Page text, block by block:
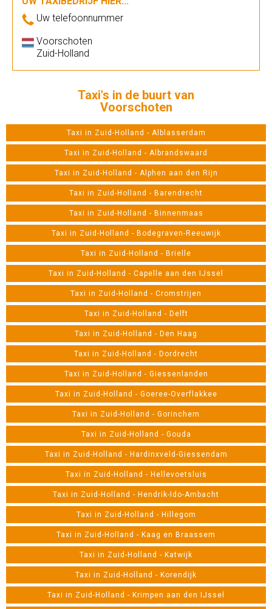
Uw telefoonnummer
Voorschoten
Zuid-Holland
Taxi's in de buurt van
Voorschoten
Taxi in Zuid-Holland - Alblasserdam
Taxi in Zuid-Holland - Albrandswaard
Taxi in Zuid-Holland - Alphen aan den Rijn
Taxi in Zuid-Holland - Barendrecht
Taxi in Zuid-Holland - Binnenmaas
Taxi in Zuid-Holland - Bodegraven-Reeuwijk
Taxi in Zuid-Holland - Brielle
Taxi in Zuid-Holland - Capelle aan den IJssel
Taxi in Zuid-Holland - Cromstrijen
Taxi in Zuid-Holland - Delft
Taxi in Zuid-Holland - Den Haag
Taxi in Zuid-Holland - Dordrecht
Taxi in Zuid-Holland - Giessenlanden
Taxi in Zuid-Holland - Goeree-Overflakkee
Taxi in Zuid-Holland - Gorinchem
Taxi in Zuid-Holland - Gouda
Taxi in Zuid-Holland - Hardinxveld-Giessendam
Taxi in Zuid-Holland - Hellevoetsluis
Taxi in Zuid-Holland - Hendrik-Ido-Ambacht
Taxi in Zuid-Holland - Hillegom
Taxi in Zuid-Holland - Kaag en Braassem
Taxi in Zuid-Holland - Katwijk
Taxi in Zuid-Holland - Korendijk
Taxi in Zuid-Holland - Krimpen aan den IJssel